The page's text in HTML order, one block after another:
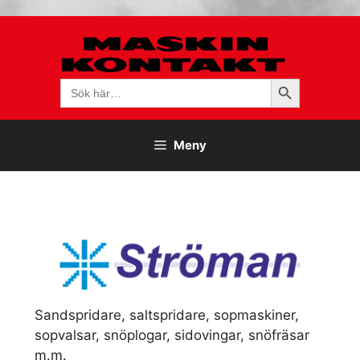
Sök
efter:
Sökknapp
Meny
Sandspridare, saltspridare, sopmaskiner,
sopvalsar, snöplogar, sidovingar, snöfräsar
m.m.